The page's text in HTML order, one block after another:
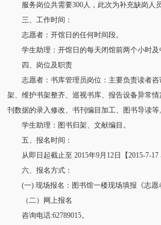
服务岗位共需要300人，此次为补充缺岗人
三、工作时间：
志愿者：开馆日的任何时间段。
学生助理：开馆日的每天闭馆前两个小时及
四、岗位及职责
志愿者：书库管理员岗位：主要负责读者咨
架、维护书架整齐、巡视书库、报告设备异常
刊数据的录入修改、书刊编目加工、图书导读等
学生助理：图书归架、文献编目。
五、报名时间：
从即日起截止至 2015年9月12日【2015-7-17
六、报名方式：
(一) 现场报名：图书馆一楼现场填报《志愿
（二）网上报名
咨询电话:62789015。